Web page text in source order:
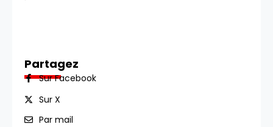
Partagez
Sur Facebook
Sur X
Par mail